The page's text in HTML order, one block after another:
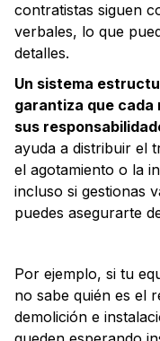
contratistas siguen
verbales, lo que
detalles.
Un sistema
garantiza que cada
sus
ayuda a distribuir el
el agotamiento o la
incluso si gestionas
puedes asegurarte
Por ejemplo, si tu
no sabe quién es el
demolición e